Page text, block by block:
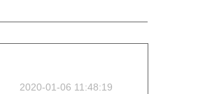
2020-01-06 11:48:19